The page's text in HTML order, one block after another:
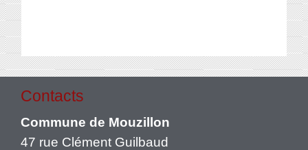
Contacts
Commune de Mouzillon
47 rue Clément Guilbaud